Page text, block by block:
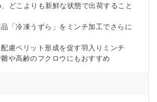
どこよりも新鮮な状態で出荷すること
「冷凍うずら」をミンチ加工でさらに
慮ペリット形成を促す羽入りミンチ
や高齢のフクロウにもおすすめ